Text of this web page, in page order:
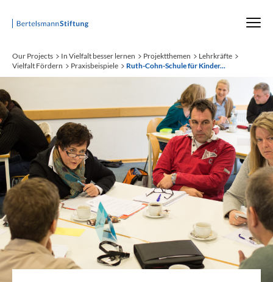
Startseite
Our Projects In Vielfalt besser lernen Projektthemen
Lehrkräfte
Vielfalt Fördern
Praxisbeispiele Ruth-Cohn-Schule für Kinder...